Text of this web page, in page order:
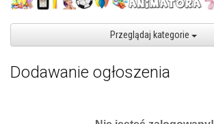
Przeglądaj kategorie
Dodawanie ogłoszenia